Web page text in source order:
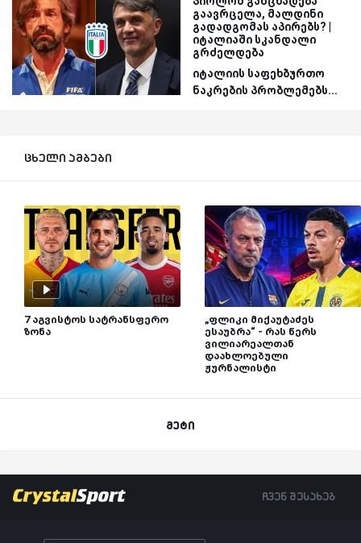
გაავრცელა, მალდინი
გადადგომას აპირებს? |
იტალიაში სკანდალი
გრძელდება
იტალიის საფეხბურთო
ნაკრების პრობლემებს...
ცხელი ამბები
7 აგვისტოს სატრანსფერო
ზონა
„ფლიკი მიქაუტაძეს
ესაუბრა“ - რას წერს
ვილიარეალთან
დაახლოებული
ჟურნალისტი
მეტი
ჩვენ შესახებ